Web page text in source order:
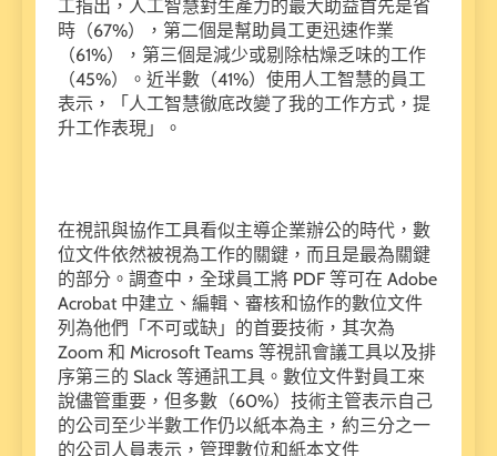
工指出，人工智慧對生產力的最大助益首先是省
時（67%），第二個是幫助員工更迅速作業
（61%），第三個是減少或剔除枯燥乏味的工作
（45%）。近半數（41%）使用人工智慧的員工
表示，「人工智慧徹底改變了我的工作方式，提
升工作表現」。
在視訊與協作工具看似主導企業辦公的時代，數
位文件依然被視為工作的關鍵，而且是最為關鍵
的部分。調查中，全球員工將 PDF 等可在 Adobe
Acrobat 中建立、編輯、審核和協作的數位文件
列為他們「不可或缺」的首要技術，其次為
Zoom 和 Microsoft Teams 等視訊會議工具以及排
序第三的 Slack 等通訊工具。數位文件對員工來
說儘管重要，但多數（60%）技術主管表示自己
的公司至少半數工作仍以紙本為主，約三分之一
的公司人員表示，管理數位和紙本文件